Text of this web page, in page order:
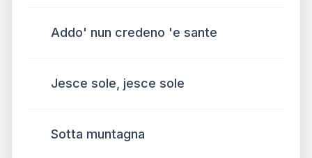
Addo' nun credeno 'e sante
Jesce sole, jesce sole
Sotta muntagna